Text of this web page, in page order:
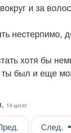
и за
нестерпимо,
хотя бы
ты был и еще
14 цитат
След.